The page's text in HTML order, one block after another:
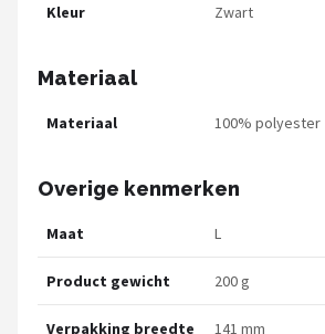
Kleur Zwart
Materiaal
Materiaal 100% polyester
Overige kenmerken
Maat L
Product gewicht 200 g
Verpakking breedte 141 mm